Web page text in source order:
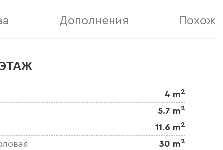
Дополнения
4 m2
5.7 m2
11.6 m2
30 m2